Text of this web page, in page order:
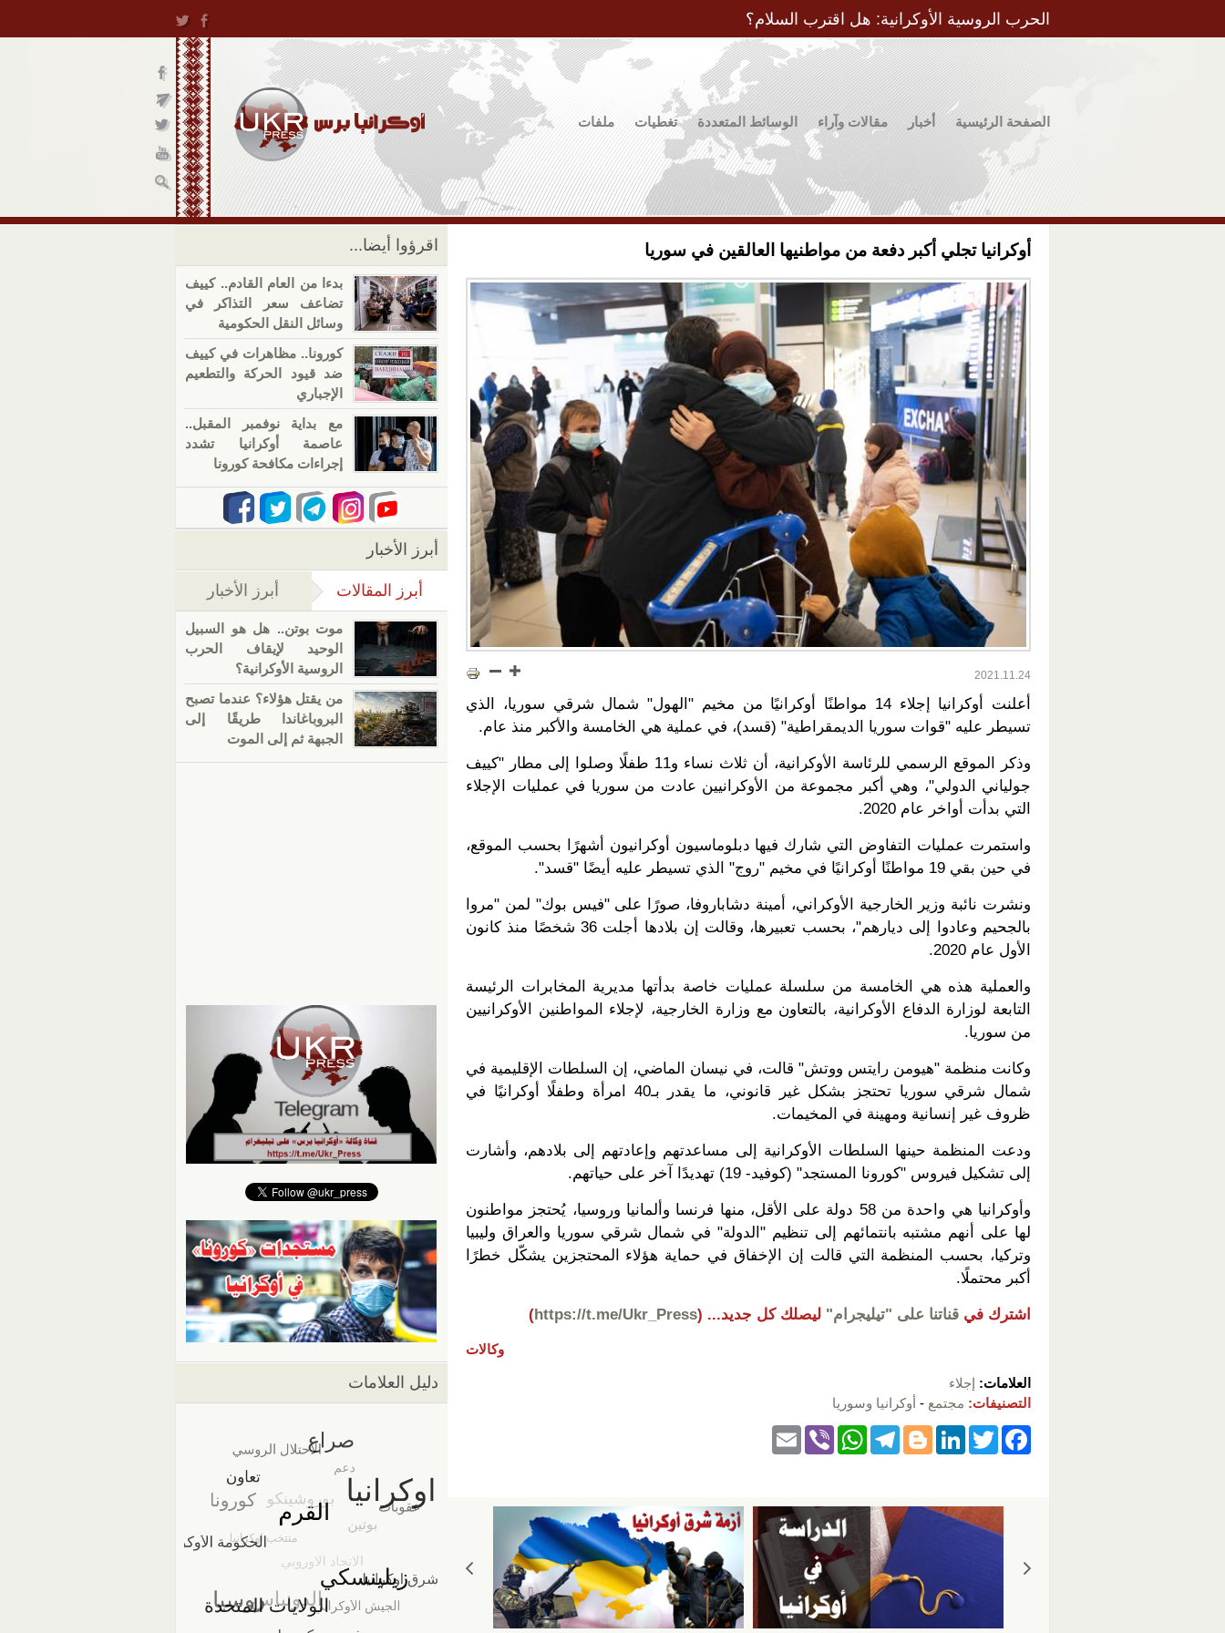
الحرب الروسية الأوكرانية: هل اقترب السلام؟
الصفحة الرئيسية أخبار مقالات وآراء الوسائط المتعددة تغطيات ملفات
أوكرانيا تجلي أكبر دفعة من مواطنيها العالقين في سوريا
2021.11.24
أعلنت أوكرانيا إجلاء 14 مواطنًا أوكرانيًا من مخيم "الهول" شمال شرقي سوريا، الذي
تسيطر عليه "قوات سوريا الديمقراطية" (قسد)، في عملية هي الخامسة والأكبر منذ عام.
وذكر الموقع الرسمي للرئاسة الأوكرانية، أن ثلاث نساء و11 طفلًا وصلوا إلى مطار "كييف
جولياني الدولي"، وهي أكبر مجموعة من الأوكرانيين عادت من سوريا في عمليات الإجلاء
التي بدأت أواخر عام 2020.
واستمرت عمليات التفاوض التي شارك فيها دبلوماسيون أوكرانيون أشهرًا بحسب الموقع،
في حين بقي 19 مواطنًا أوكرانيًا في مخيم "روج" الذي تسيطر عليه أيضًا "قسد".
ونشرت نائبة وزير الخارجية الأوكراني، أمينة دشاباروفا، صورًا على "فيس بوك" لمن "مروا
بالجحيم وعادوا إلى ديارهم"، بحسب تعبيرها، وقالت إن بلادها أجلت 36 شخصًا منذ كانون
الأول عام 2020.
والعملية هذه هي الخامسة من سلسلة عمليات خاصة بدأتها مديرية المخابرات الرئيسة
التابعة لوزارة الدفاع الأوكرانية، بالتعاون مع وزارة الخارجية، لإجلاء المواطنين الأوكرانيين
من سوريا.
وكانت منظمة "هيومن رايتس ووتش" قالت، في نيسان الماضي، إن السلطات الإقليمية في
شمال شرقي سوريا تحتجز بشكل غير قانوني، ما يقدر بـ40 امرأة وطفلًا أوكرانيًا في
ظروف غير إنسانية ومهينة في المخيمات.
ودعت المنظمة حينها السلطات الأوكرانية إلى مساعدتهم وإعادتهم إلى بلادهم، وأشارت
إلى تشكيل فيروس "كورونا المستجد" (كوفيد- 19) تهديدًا آخر على حياتهم.
وأوكرانيا هي واحدة من 58 دولة على الأقل، منها فرنسا وألمانيا وروسيا، يُحتجز مواطنون
لها على أنهم مشتبه بانتمائهم إلى تنظيم "الدولة" في شمال شرقي سوريا والعراق وليبيا
وتركيا، بحسب المنظمة التي قالت إن الإخفاق في حماية هؤلاء المحتجزين يشكّل خطرًا
أكبر محتملًا.
اشترك في قناتنا على "تيليجرام" ليصلك كل جديد... (
https://t.me/Ukr_Press
)
وكالات
العلامات: إجلاء
التصنيفات: مجتمع - أوكرانيا وسوريا
F
e
T
er
Li
n
Bl
g
er
T
gr
m
W
s
A
p
p
Vi
اقرؤوا أيضا...
بدءا من العام القادم.. كييف
تضاعف سعر التذاكر في
وسائل النقل الحكومية
كورونا.. مظاهرات في كييف
ضد قيود الحركة والتطعيم
الإجباري
مع بداية نوفمبر المقبل..
عاصمة أوكرانيا تشدد
إجراءات مكافحة كورونا
أبرز الأخبار
أبرز المقالات (علامة التبويب النشطة)
أبرز الأخبار
موت بوتن.. هل هو السبيل
الوحيد لإيقاف الحرب
الروسية الأوكرانية؟
من يقتل هؤلاء؟ عندما تصبح
البروباغاندا طريقًا إلى
الجبهة ثم إلى الموت
دليل العلامات